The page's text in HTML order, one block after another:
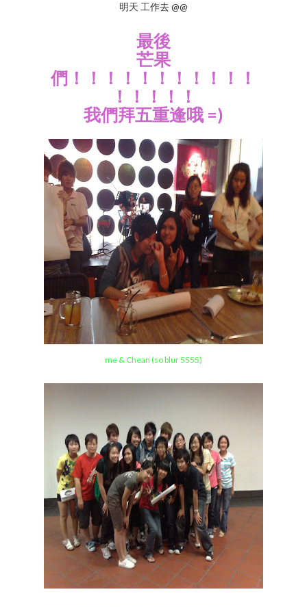
明天 工作去 @@
最後
芒果
們！！！！！！！！！！！
！！！！！
我們拜五重逢哦 =)
me & Chean (so blur 5555)